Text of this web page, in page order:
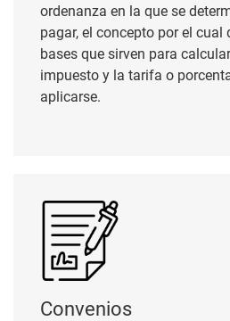
ordenanza en la que se
pagar, el concepto por el cual
bases que sirven para
impuesto y la tarifa o
aplicarse.
Convenios